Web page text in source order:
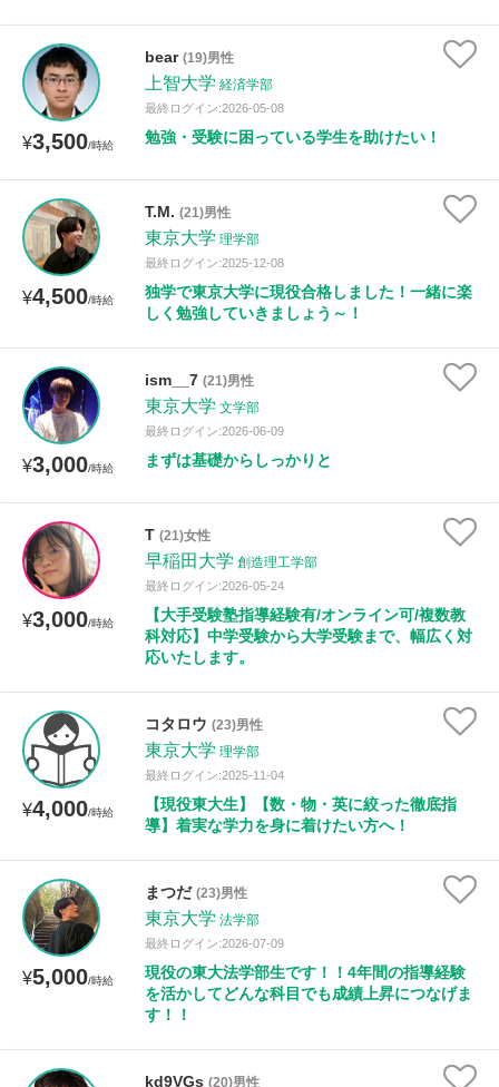
¥3,500/時給
bear (19)男性
上智大学 経済学部
最終ログイン:2026-05-08
勉強・受験に困っている学生を助けたい！
¥4,500/時給
T.M. (21)男性
東京大学 理学部
最終ログイン:2025-12-08
独学で東京大学に現役合格しました！一緒に楽
しく勉強していきましょう～！
¥3,000/時給
ism__7 (21)男性
東京大学 文学部
最終ログイン:2026-06-09
まずは基礎からしっかりと
¥3,000/時給
T (21)女性
早稲田大学 創造理工学部
最終ログイン:2026-05-24
【大手受験塾指導経験有/オンライン可/複数教
科対応】中学受験から大学受験まで、幅広く対
応いたします。
¥4,000/時給
コタロウ (23)男性
東京大学 理学部
最終ログイン:2025-11-04
【現役東大生】【数・物・英に絞った徹底指
導】着実な学力を身に着けたい方へ！
¥5,000/時給
まつだ (23)男性
東京大学 法学部
最終ログイン:2026-07-09
現役の東大法学部生です！！4年間の指導経験
を活かしてどんな科目でも成績上昇につなげま
す！！
kd9VGs (20)男性